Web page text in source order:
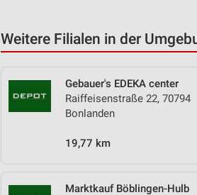
Weitere Filialen in der
Gebauer's EDEKA center
Raiffeisenstraße 22, 70794
Bonlanden
19,77 km
Marktkauf Böblingen-Hulb